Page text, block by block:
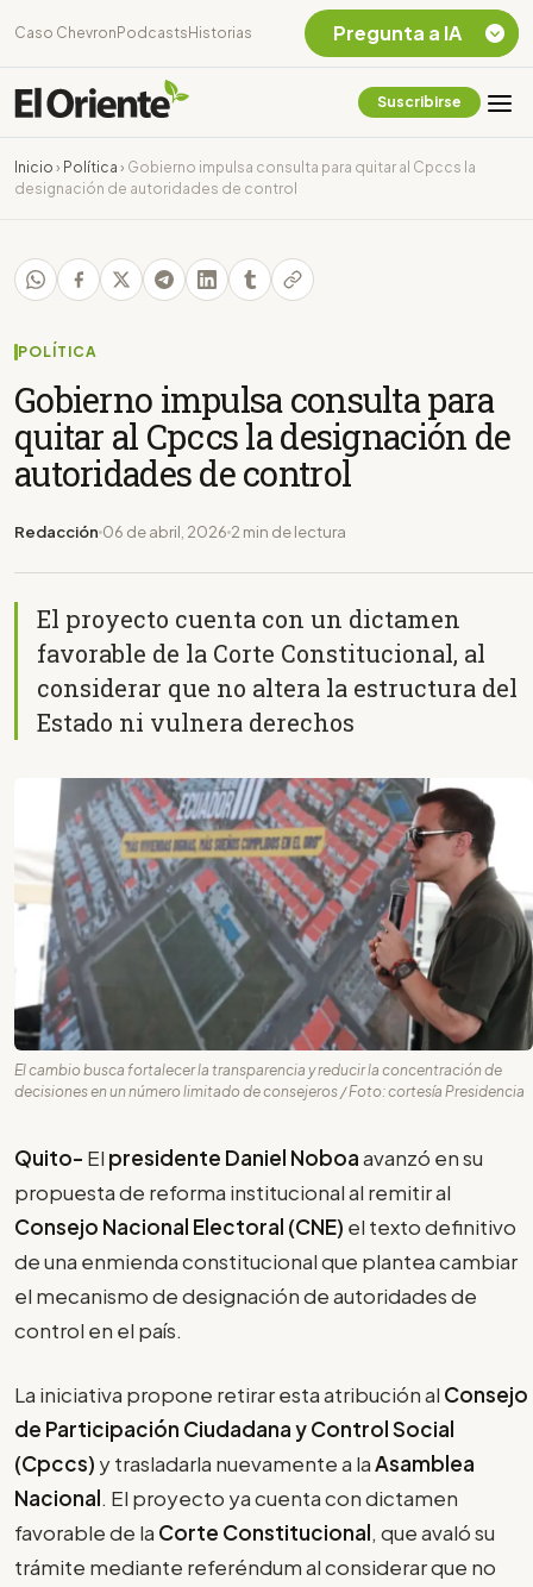
Caso Chevron Podcasts Historias
Suscribirse
Inicio › Política › Gobierno impulsa consulta para quitar al Cpccs la
designación de autoridades de control
POLÍTICA
Gobierno impulsa consulta para
quitar al Cpccs la designación de
autoridades de control
Redacción 06 de abril, 2026 2 min de lectura
El proyecto cuenta con un dictamen
favorable de la Corte Constitucional, al
considerar que no altera la estructura del
Estado ni vulnera derechos
El cambio busca fortalecer la transparencia y reducir la concentración de
decisiones en un número limitado de consejeros / Foto: cortesía Presidencia
Quito- El presidente Daniel Noboaavanzó en su
propuesta de reforma institucional al remitir al
Consejo Nacional Electoral (CNE) el texto definitivo
de una enmienda constitucional que plantea cambiar
el mecanismo de designación de autoridades de
control en el país.
La iniciativa propone retirar esta atribución al Consejo
de Participación Ciudadana y Control Social
(Cpccs) y trasladarla nuevamente a laAsamblea
Nacional. El proyecto ya cuenta con dictamen
favorable de la Corte Constitucional, que avaló su
trámite mediante referéndum al considerar que no
Pregunta a IA
Chevron Ecuador